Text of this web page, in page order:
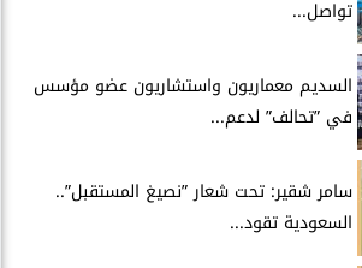
تواصل...
السديم معماريون واستشاريون عضو مؤسس
في ”تحالف” لدعم...
سامر شقير: تحت شعار ”نصيغ المستقبل”..
السعودية تقود...